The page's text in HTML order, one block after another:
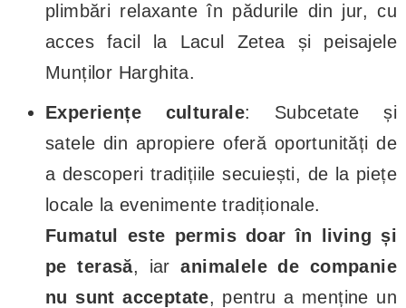
plimbări relaxante în pădurile din jur, cu
acces facil la Lacul Zetea și peisajele
Munților Harghita.
Experiențe culturale: Subcetate și
satele din apropiere oferă oportunități de
a descoperi tradițiile secuiești, de la piețe
locale la evenimente tradiționale.
Fumatul este permis doar în living și
pe terasă, iaranimalele de companie
nu sunt acceptate, pentru a menține un